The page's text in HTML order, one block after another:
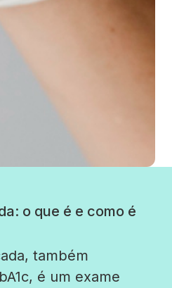
o que é e como é
também
é um exame